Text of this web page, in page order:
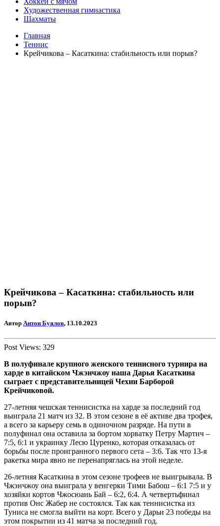
Художественная гимнастика
Шахматы
Главная
Теннис
Крейчикова – Касаткина: стабильность или порыв?
Крейчикова – Касаткина: стабильность или
порыв?
Автор Антон Буялов, 13.10.2023
Post Views: 329
В полуфинале крупного женского теннисного турнира на
харде в китайском Чжэнчжоу наша Дарья Касаткина
сыграет с представительницей Чехии Барборой
Крейчиковой.
27-летняя чешская теннисистка на харде за последний год
выиграла 21 матч из 32. В этом сезоне в её активе два трофея,
а всего за карьеру семь в одиночном разряде. На пути в
полуфинал она оставила за бортом хорватку Петру Мартич –
7:5, 6:1 и украинку Лесю Цуренко, которая отказалась от
борьбы после проигранного первого сета – 3:6. Так что 13-я
ракетка мира явно не перенапряглась на этой неделе.
26-летняя Касаткина в этом сезоне трофеев не выигрывала. В
Чжэнчжоу она выиграла у венгерки Тими Бабош – 6:1 7:5 и у
хозяйки кортов Чжосюань Бай – 6:2, 6:4. А четвертьфинал
против Онс Жабер не состоялся. Так как теннисистка из
Туниса не смогла выйти на корт. Всего у Дарьи 23 победы на
этом покрытии из 41 матча за последний год.